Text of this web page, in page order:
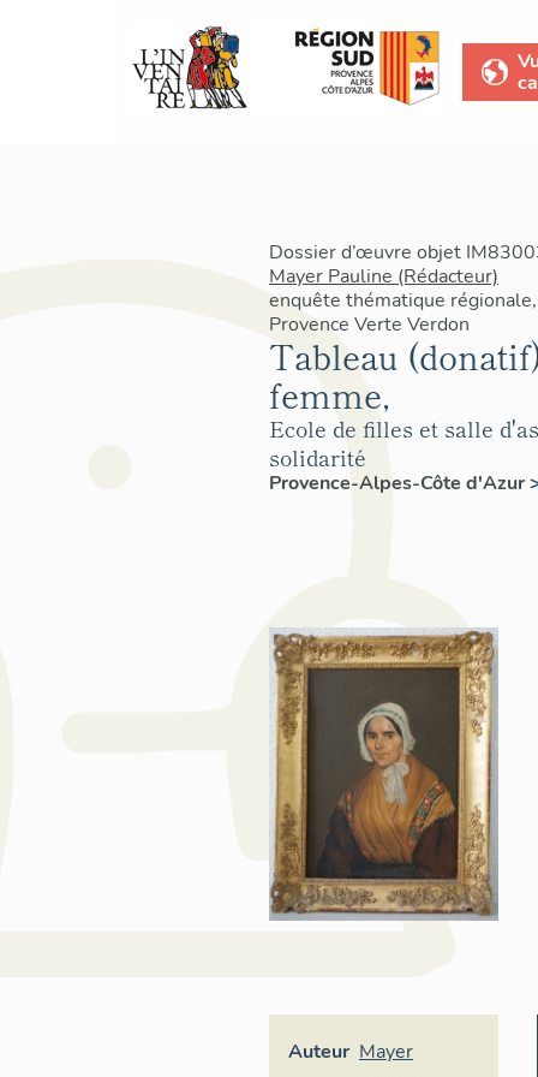
Dossier d’œuvre objet
Mayer Pauline (Rédacteur)
enquête thématique
Provence Verte Verdon
Tableau
femme,
Ecole de filles et salle
solidarité
Provence-Alpes-Côte d'Azur
Auteur Mayer